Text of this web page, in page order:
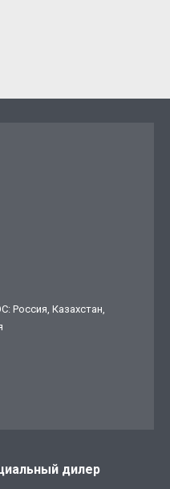
Россия, Казахстан,
дилер